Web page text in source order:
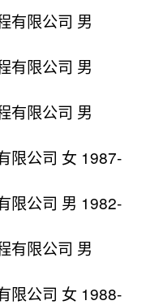
有限公司 男
有限公司 男
有限公司 男
限公司 女 1987-
限公司 男 1982-
有限公司 男
限公司 女 1988-